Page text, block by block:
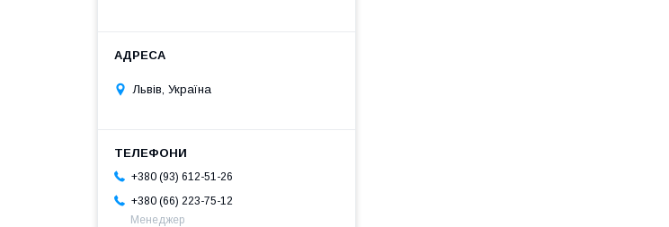
Львів, Україна
+380 (93) 612-51-26
+380 (66) 223-75-12
Менеджер